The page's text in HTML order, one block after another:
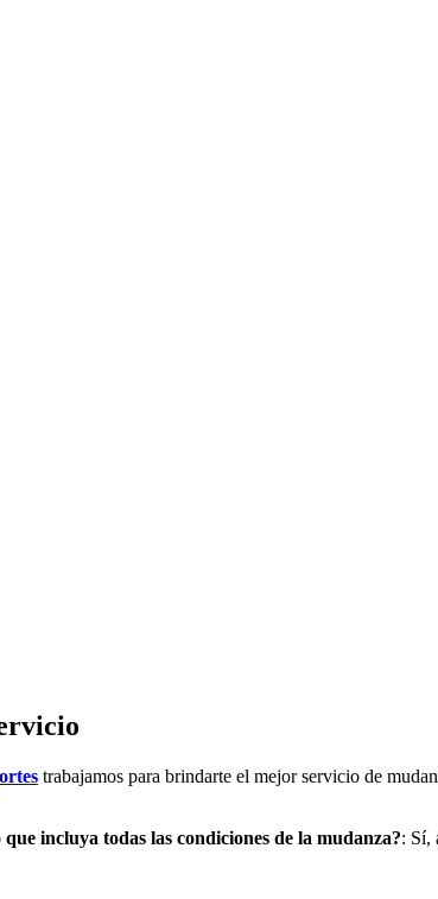
trabajamos para brindarte el mejor servicio de
incluya todas las condiciones de la mudanza?: Sí,